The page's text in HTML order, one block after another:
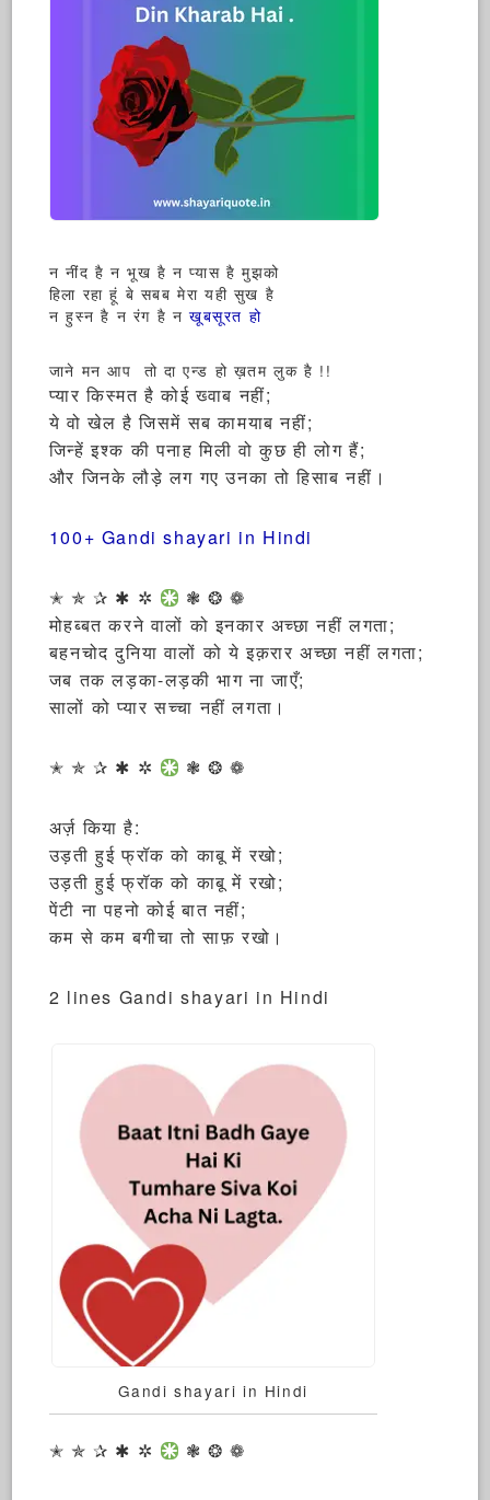
न नींद है न भूख है न प्यास है मुझको
हिला रहा हूं बे सबब मेरा यही सुख है
न हुस्न है न रंग है न खूबसूरत हो
जाने मन आप तो दा एन्ड हो ख़तम लुक है !!
प्यार किस्मत है कोई ख्वाब नहीं;
ये वो खेल है जिसमें सब कामयाब नहीं;
जिन्हें इश्क की पनाह मिली वो कुछ ही लोग हैं;
और जिनके लौड़े लग गए उनका तो हिसाब नहीं।
100+ Gandi shayari in Hindi
✭ ✯ ✰ ✱ ✲
❃ ❂ ❁
मोहब्बत करने वालों को इनकार अच्छा नहीं लगता;
बहनचोद दुनिया वालों को ये इक़रार अच्छा नहीं लगता;
जब तक लड़का-लड़की भाग ना जाएँ;
सालों को प्यार सच्चा नहीं लगता।
✭ ✯ ✰ ✱ ✲ ❃ ❂ ❁
अर्ज़ किया है:
उड़ती हुई फ्रॉक को काबू में रखो;
उड़ती हुई फ्रॉक को काबू में रखो;
पेंटी ना पहनो कोई बात नहीं;
कम से कम बगीचा तो साफ़ रखो।
2 lines Gandi shayari in Hindi
Gandi shayari in Hindi
✭ ✯ ✰ ✱ ✲ ❃ ❂ ❁